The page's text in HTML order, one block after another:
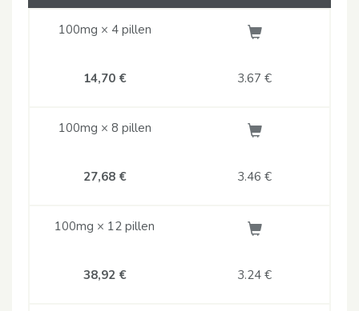
100mg × 4 pillen
14,70 € 3.67 €
100mg × 8 pillen
27,68 € 3.46 €
100mg × 12 pillen
38,92 € 3.24 €